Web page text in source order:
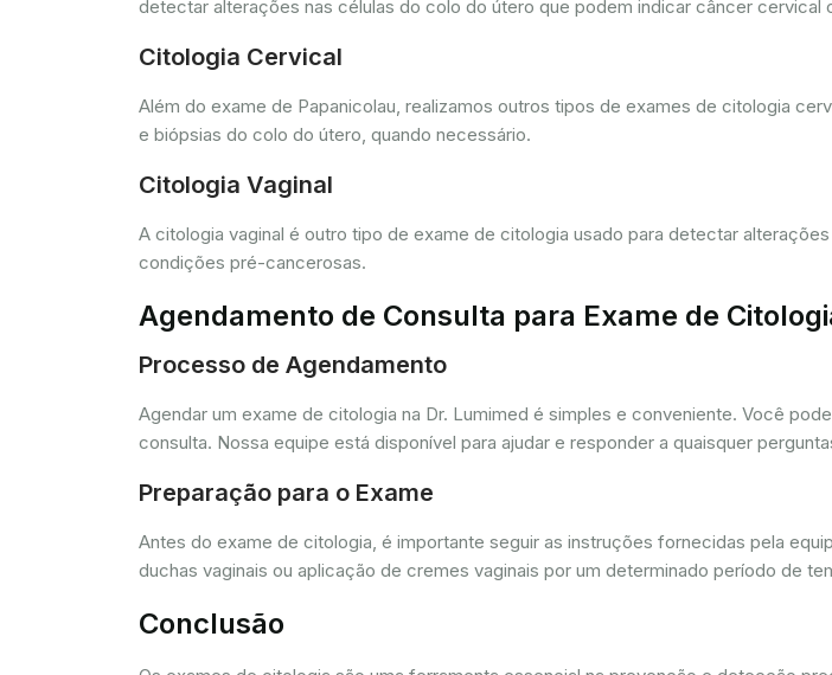
detectar alterações nas células do colo do útero que podem indicar câncer
Citologia Cervical
Além do exame de Papanicolau, realizamos outros tipos de exames de citologia
e biópsias do colo do útero, quando necessário.
Citologia Vaginal
A citologia vaginal é outro tipo de exame de citologia usado para detectar
condições pré-cancerosas.
Agendamento de Consulta para Exame de
Processo de Agendamento
Agendar um exame de citologia na Dr. Lumimed é simples e conveniente. Você
consulta. Nossa equipe está disponível para ajudar e responder a quaisquer
Preparação para o Exame
Antes do exame de citologia, é importante seguir as instruções fornecidas pela
duchas vaginais ou aplicação de cremes vaginais por um determinado período de
Conclusão